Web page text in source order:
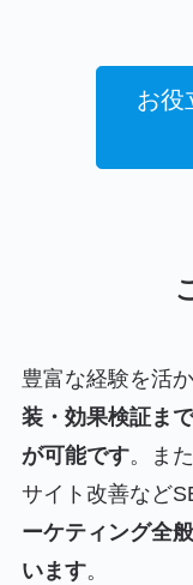
お役
豊富な経験を活か
装・効果検証ま
が可能です。ま
サイト改善など
ーケティング全
います。